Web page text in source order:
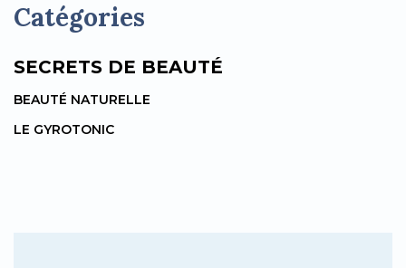
Catégories
SECRETS DE BEAUTÉ
BEAUTÉ NATURELLE
LE GYROTONIC